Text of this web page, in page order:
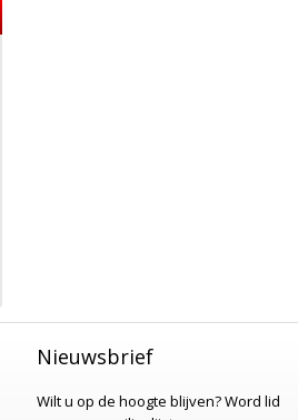
Nieuwsbrief
Wilt u op de hoogte blijven?Word lid